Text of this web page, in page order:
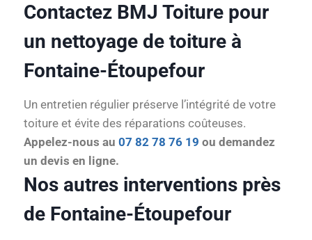
Contactez BMJ Toiture pour
un nettoyage de toiture à
Fontaine-Étoupefour
Un entretien régulier préserve l’intégrité de votre
toiture et évite des réparations coûteuses.
Appelez-nous au 07 82 78 76 19 ou demandez
un devis en ligne.
Nos autres interventions près
de Fontaine-Étoupefour